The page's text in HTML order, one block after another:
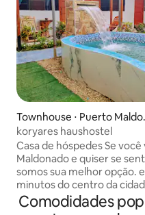
Townhouse ⋅ Puerto
ado
koryares haushostel
Casa de hóspedes Se
Maldonado e quiser se
somos sua melhor opção.
minutos do centro da
minutos do aeroporto Wi-Fi de alta
velocidade quartos
Comodidades